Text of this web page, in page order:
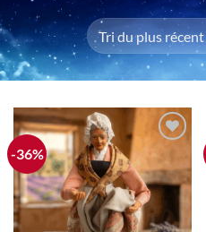
-36%
à la liste
d'envie